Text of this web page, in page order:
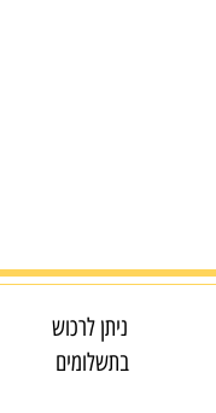
ניתן לרכוש
בתשלומים